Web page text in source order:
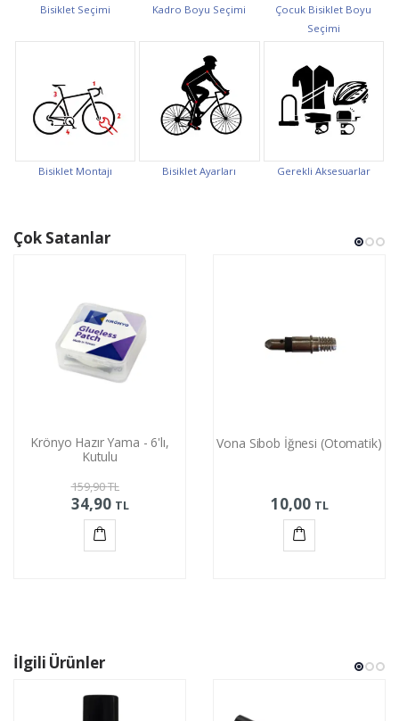
Bisiklet Seçimi Kadro Boyu Seçimi
Çocuk Bisiklet Boyu
Seçimi
Bisiklet Montajı Bisiklet Ayarları Gerekli Aksesuarlar
Çok Satanlar
Krönyo Hazır Yama - 6'lı,
Kutulu
159,90TL
34,90 TL
Vona Sibob İğnesi (Otomatik)
10,00 TL
İlgili Ürünler